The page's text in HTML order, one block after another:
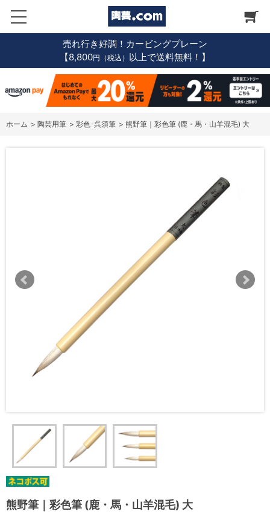
売れ行き好調！カービングプレーン
【8,800円（税込） 以上で送料無料！】
ホーム > 陶芸用筆 > 彩色･呉須筆 > 熊野筆｜彩色筆 (鹿・馬・山羊混毛) 大
熊野筆｜彩色筆 (鹿・馬・山羊混毛) 大